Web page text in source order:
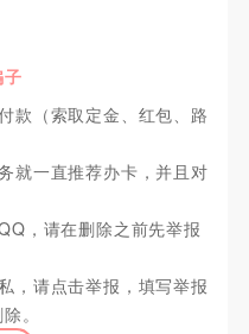
款（索取定金、红包、路
就一直推荐办卡，并且对
，请在删除之前先举报
，请点击举报，填写举报
。